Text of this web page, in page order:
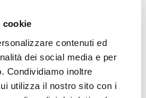
cookie
contenuti ed
dei social media e per
Condividiamo inoltre
utilizza il nostro sito con i
لقد قرأت ووافقت على شروط استخدام البيانات الشخصية ( Link
انضم إلينا